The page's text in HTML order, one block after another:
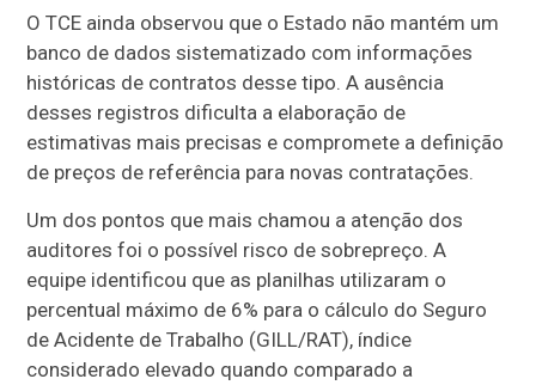
O TCE ainda observou que o Estado não mantém um
banco de dados sistematizado com informações
históricas de contratos desse tipo. A ausência
desses registros dificulta a elaboração de
estimativas mais precisas e compromete a definição
de preços de referência para novas contratações.
Um dos pontos que mais chamou a atenção dos
auditores foi o possível risco de sobrepreço. A
equipe identificou que as planilhas utilizaram o
percentual máximo de 6% para o cálculo do Seguro
de Acidente de Trabalho (GILL/RAT), índice
considerado elevado quando comparado a